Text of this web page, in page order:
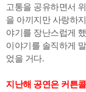
고통을 공유하면서
을 아끼지만 사랑하
야기를 장난스럽게 했
이야기를 솔직하게
었을 거다.
지난해 공연은 커튼